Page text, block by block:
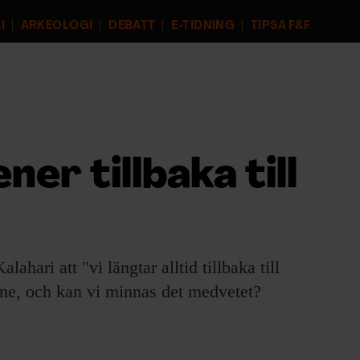
ARKEOLOGI DEBATT E-TIDNING TIPSA F&F
tillbaka till
att "vi längtar alltid tillbaka till
och kan vi minnas det medvetet?